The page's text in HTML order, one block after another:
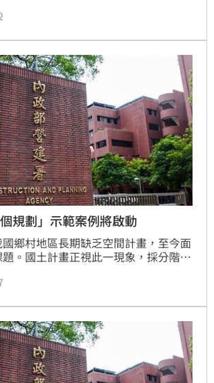
分區」。台中市政府國土計畫由都發
中，待審議過後，地政局將規劃國土
展覽及說明會，廣納大眾意見。
規劃」示範案例將啟動
鄉村地區長期缺乏空間計畫，至今面
。國土計畫正視此一現象，採分階段
國土計畫之政策方向，直轄市、縣
分署已啟動「2019年度直轄市、縣
村地區整體規劃示範規劃案」，供各
府規劃參考。